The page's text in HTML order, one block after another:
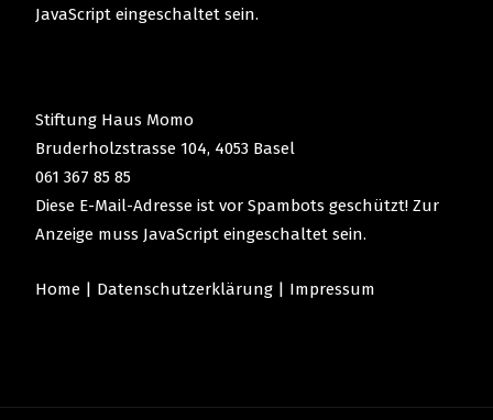
JavaScript eingeschaltet sein.
Stiftung Haus Momo
Bruderholzstrasse 104, 4053 Basel
061 367 85 85
Diese E-Mail-Adresse ist vor Spambots geschützt! Zur
Anzeige muss JavaScript eingeschaltet sein.
Home | Datenschutzerklärung | Impressum